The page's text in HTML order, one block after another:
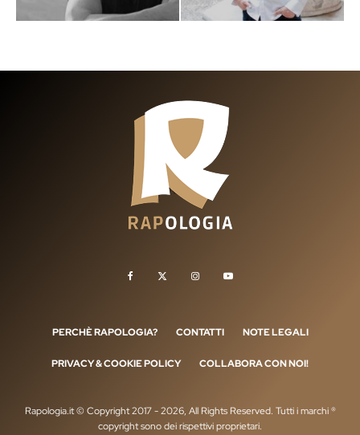
PERCHÈ RAPOLOGIA? CONTATTI NOTE LEGALI
PRIVACY & COOKIE POLICY COLLABORA CON NOI!
Rapologia.it © Copyright 2017 - 2026, All Rights Reserved. Tutti i marchi ®
copyright sono dei rispettivi proprietari.